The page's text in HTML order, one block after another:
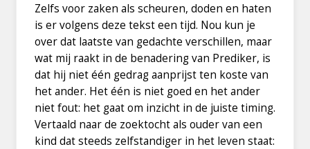
Zelfs voor zaken als scheuren, doden en haten
is er volgens deze tekst een tijd. Nou kun je
over dat laatste van gedachte verschillen, maar
wat mij raakt in de benadering van Prediker, is
dat hij niet één gedrag aanprijst ten koste van
het ander. Het één is niet goed en het ander
niet fout: het gaat om inzicht in de juiste timing.
Vertaald naar de zoektocht als ouder van een
kind dat steeds zelfstandiger in het leven staat: